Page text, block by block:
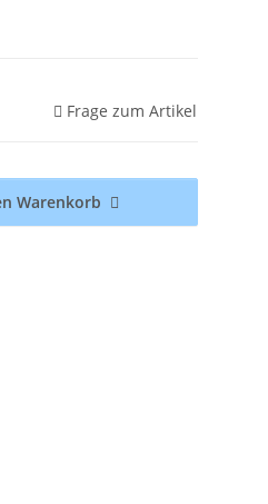
Frage zum Artikel
Warenkorb